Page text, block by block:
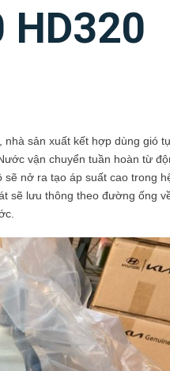
HD320
sản xuất kết hợp dùng gió
vận chuyển tuần hoàn từ
nở ra tạo áp suất cao trong
sẽ lưu thông theo đường ống